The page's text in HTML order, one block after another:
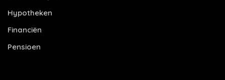
Hypotheken
Financiën
Pensioen